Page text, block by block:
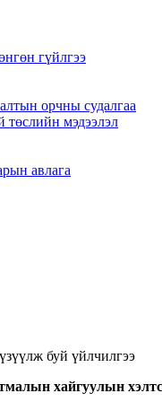
гүйлгээ
орчны судалгаа
төслийн мэдээлэл
авлага
буй үйлчилгээ
хайгуулын